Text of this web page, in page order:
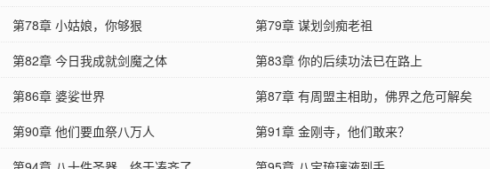
第78章 小姑娘，你够狠 第79章 谋划剑痴老祖
第82章 今日我成就剑魔之体 第83章 你的后续功法已在路上
第86章 婆娑世界 第87章 有周盟主相助，佛界之危可解矣
第90章 他们要血祭八万人 第91章 金刚寺，他们敢来？